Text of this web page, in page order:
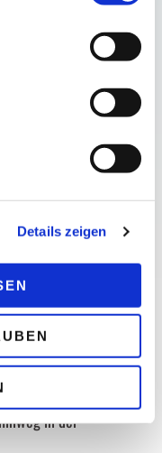
Details zeigen
in der